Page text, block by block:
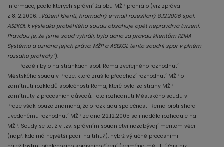
informace, podle kterých správní žalobu MŽP prohrálo (viz zpráva
z 8.12.2006: „ Vážení klienti, hromadný e-mail rozesílaný 8.12.2006 spol.
ASEKOL k výsledku proběhlého soudu obsahuje opět nepravdivá tvrzení.
Pravdou je, že jsme soud vyhráli, bylo dáno za pravdu klientům REMA
Systému a uznána jejich práva. MŽP a ASEKOL tento soudní spor v plném
rozsahu prohrály“).
Později bylo na stránkách spol. Rema zveřejněno rozhodnutí
Městského soudu v Praze, které zrušilo předchozí rozhodnutí MŽP o
zamítnutí rozkladů společnosti Rema, které byla ze strany MŽP
zamítnuty z procesních důvodů. Toto rozhodnutí Městského soudu v
Praze však pouze znamená, že o rozkladu společnosti Rema proti shora
uvedenému rozhodnutí MŽP ze dne 22.12.2005 se i nadále rozhoduje na
MŽP. Soudy se totiž v tzv. správním soudnictví nezabývají meritem věci
(např. kdo má největší podíl na trhu?), nýbrž výlučně procesními